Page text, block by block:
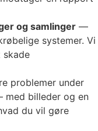
og samlinger —
systemer. Vi
problemer under
billeder og en
du vil gøre